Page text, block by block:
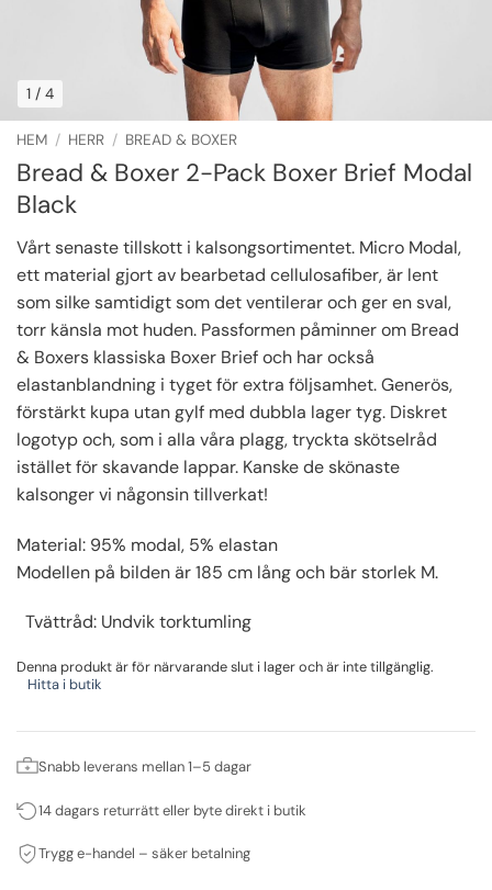
1 / 4
HEM / HERR / BREAD & BOXER
Bread & Boxer 2-Pack Boxer Brief Modal
Black
Vårt senaste tillskott i kalsongsortimentet. Micro Modal,
ett material gjort av bearbetad cellulosafiber, är lent
som silke samtidigt som det ventilerar och ger en sval,
torr känsla mot huden. Passformen påminner om Bread
& Boxers klassiska Boxer Brief och har också
elastanblandning i tyget för extra följsamhet. Generös,
förstärkt kupa utan gylf med dubbla lager tyg. Diskret
logotyp och, som i alla våra plagg, tryckta skötselråd
istället för skavande lappar. Kanske de skönaste
kalsonger vi någonsin tillverkat!
Material: 95% modal, 5% elastan
Modellen på bilden är 185 cm lång och bär storlek M.
Tvättråd: Undvik torktumling
Denna produkt är för närvarande slut i lager och är inte tillgänglig.
Hitta i butik
Snabb leverans mellan 1–5 dagar
14 dagars returrätt eller byte direkt i butik
Trygg e-handel – säker betalning